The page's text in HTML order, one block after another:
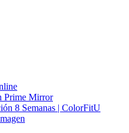
Prime Mirror
8 Semanas | ColorFitU